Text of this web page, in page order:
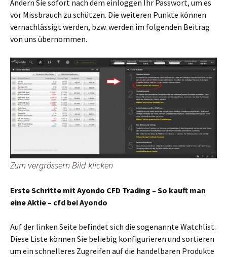
Ändern Sie sofort nach dem einloggen Ihr Passwort, um es
vor Missbrauch zu schützen. Die weiteren Punkte können
vernachlässigt werden, bzw. werden im folgenden Beitrag
von uns übernommen.
Zum vergrössern Bild klicken
Erste Schritte mit Ayondo CFD Trading – So kauft man
eine Aktie – cfd bei Ayondo
Auf der linken Seite befindet sich die sogenannte Watchlist.
Diese Liste können Sie beliebig konfigurieren und sortieren
um ein schnelleres Zugreifen auf die handelbaren Produkte